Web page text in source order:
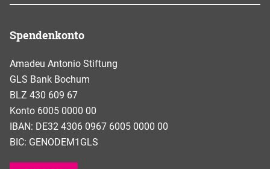
Spendenkonto
Amadeu Antonio Stiftung
GLS Bank Bochum
BLZ 430 609 67
Konto 6005 0000 00
IBAN: DE32 4306 0967 6005 0000 00
BIC: GENODEM1GLS